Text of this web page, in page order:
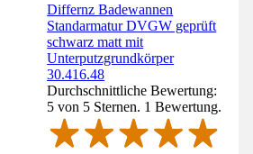
Differnz Badewannen
Standarmatur DVGW geprüft
schwarz matt mit
Unterputzgrundkörper
30.416.48
Durchschnittliche Bewertung:
5 von 5 Sternen. 1 Bewertung.